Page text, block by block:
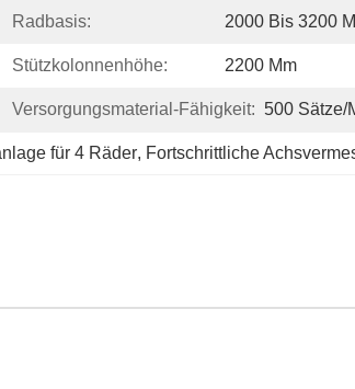
Radbasis: 2000 Bis 3200
Stützkolonnenhöhe: 2200 Mm
Versorgungsmaterial-Fähigkeit: 500 Sätze/
für 4 Räder, Fortschrittliche